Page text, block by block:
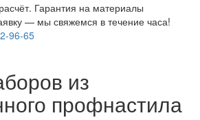
Гарантия на материалы
— мы свяжемся в течение часа!
96-65
из
профнастила